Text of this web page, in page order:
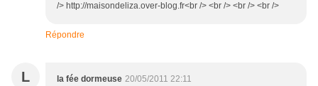
/> http://maisondeliza.over-blog.fr<br /> <br /> <br /> <br />
Répondre
L la fée dormeuse 20/05/2011 22:11